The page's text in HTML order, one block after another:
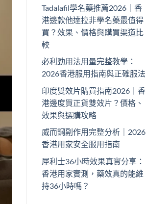
Tadalafil學名藥推薦2026｜香
港邊款他達拉非學名藥最值得
買？效果、價格與購買渠道比
較
必利勁用法用量完整教學：
2026香港服用指南與正確服法
印度雙效片購買指南2026｜香
港邊度買正貨雙效片？價格、
效果與選購攻略
威而鋼副作用完整分析｜2026
香港用家安全服用指南
犀利士36小時效果真實分享：
香港用家實測，藥效真的能維
持36小時嗎？